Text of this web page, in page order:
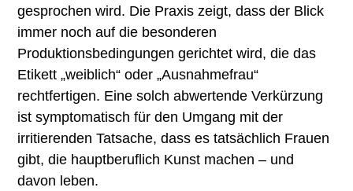
gesprochen wird. Die Praxis zeigt, dass der Blick
immer noch auf die besonderen
Produktionsbedingungen gerichtet wird, die das
Etikett „weiblich“ oder „Ausnahmefrau“
rechtfertigen. Eine solch abwertende Verkürzung
ist symptomatisch für den Umgang mit der
irritierenden Tatsache, dass es tatsächlich Frauen
gibt, die hauptberuflich Kunst machen – und
davon leben.